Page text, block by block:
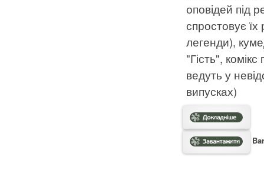
оповідей під
спростовує їх
легенди),
"Гість",
ведуть у
випусках)